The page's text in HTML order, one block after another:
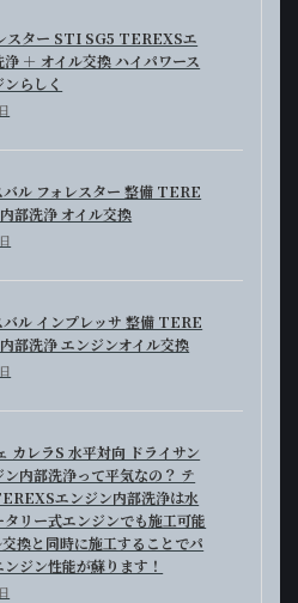
スター STI SG5 TEREXSエ
浄 ＋ オイル交換 ハイパワース
らしく
ル フォレスター 整備 TERE
部洗浄 オイル交換
ル インプレッサ 整備 TERE
部洗浄 エンジンオイル交換
カレラS 水平対向 ドライサン
ン内部洗浄って平気なの？ テ
エンジン内部洗浄は水
リー式エンジンでも施工可能
換と同時に施工することでパ
ジン性能が蘇ります！